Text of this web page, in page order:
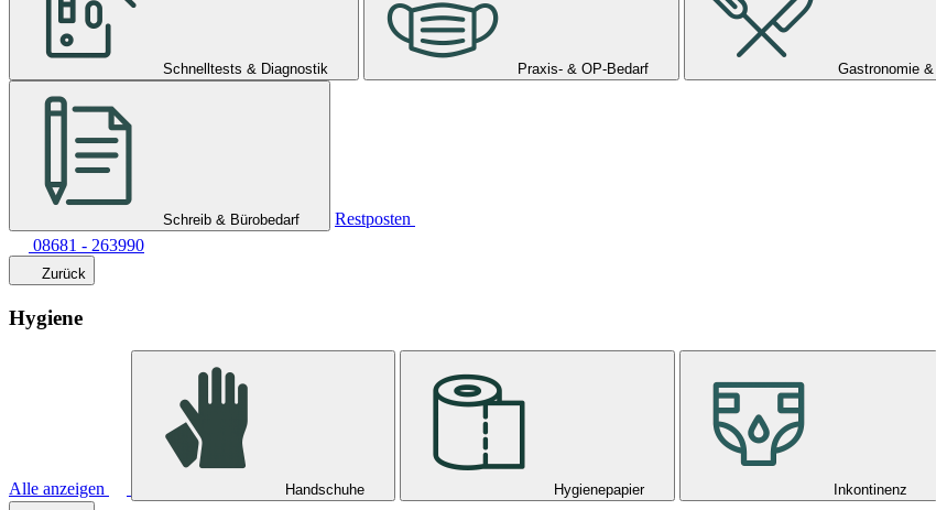
Schnelltests & Diagnostik Praxis- & OP-Bedarf Gastronomie
Schreib & Bürobedarf
Restposten
08681 - 263990
Zurück
Hygiene
Alle anzeigen Handschuhe Hygienepapier Inkontinenz